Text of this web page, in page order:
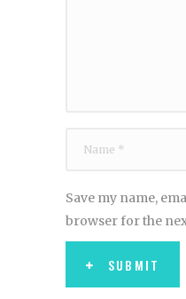
Save my name,
browser for the
SUBMIT